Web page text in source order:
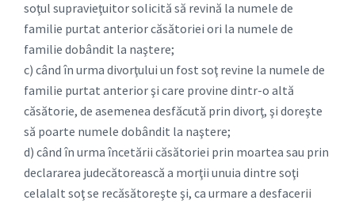
soţul supravieţuitor solicită să revină la numele de
familie purtat anterior căsătoriei ori la numele de
familie dobândit la naştere;
c) când în urma divorţului un fost soţ revine la numele de
familie purtat anterior şi care provine dintr-o altă
căsătorie, de asemenea desfăcută prin divorţ, şi doreşte
să poarte numele dobândit la naştere;
d) când în urma încetării căsătoriei prin moartea sau prin
declararea judecătorească a morţii unuia dintre soţi
celalalt soţ se recăsătoreşte şi, ca urmare a desfacerii